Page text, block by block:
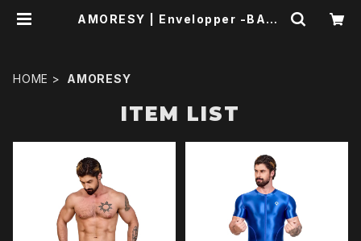
AMORESY | Envelopper -BASE
HOME AMORESY
ITEM LIST